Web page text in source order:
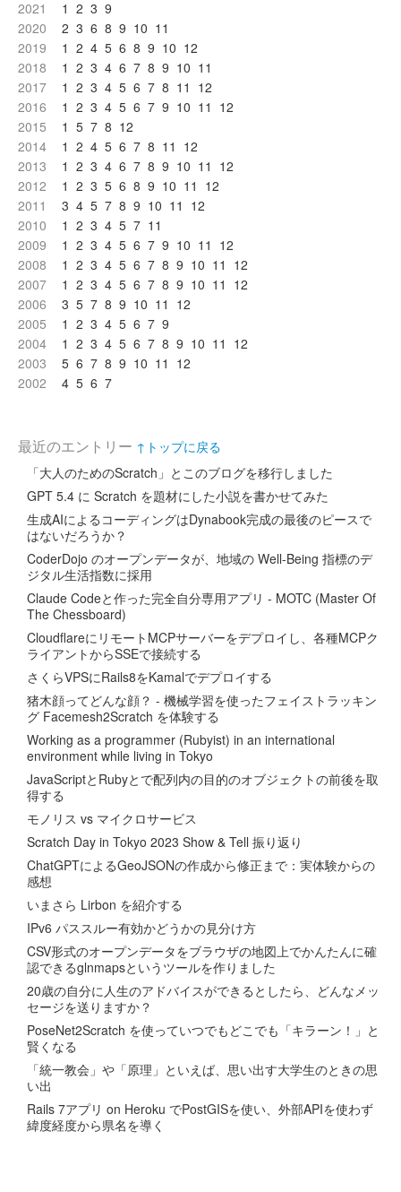
2021
1 2 3 9
2020
2 3 6 8 9 10 11
2019
1 2 4 5 6 8 9 10 12
2018
1 2 3 4 6 7 8 9 10 11
2017
1 2 3 4 5 6 7 8 11 12
2016
1 2 3 4 5 6 7 9 10 11 12
2015
1 5 7 8 12
2014
1 2 4 5 6 7 8 11 12
2013
1 2 3 4 6 7 8 9 10 11 12
2012
1 2 3 5 6 8 9 10 11 12
2011
3 4 5 7 8 9 10 11 12
2010
1 2 3 4 5 7 11
2009
1 2 3 4 5 6 7 9 10 11 12
2008
1 2 3 4 5 6 7 8 9 10 11 12
2007
1 2 3 4 5 6 7 8 9 10 11 12
2006
3 5 7 8 9 10 11 12
2005
1 2 3 4 5 6 7 9
2004
1 2 3 4 5 6 7 8 9 10 11 12
2003
5 6 7 8 9 10 11 12
2002
4 5 6 7
最近のエントリー ↑トップに戻る
「大人のためのScratch」とこのブログを移行しました
GPT 5.4 に Scratch を題材にした小説を書かせてみた
生成AIによるコーディングはDynabook完成の最後のピースで
はないだろうか？
CoderDojo のオープンデータが、地域の Well-Being 指標のデ
ジタル生活指数に採用
Claude Codeと作った完全自分専用アプリ - MOTC (Master Of
The Chessboard)
CloudflareにリモートMCPサーバーをデプロイし、各種MCPク
ライアントからSSEで接続する
さくらVPSにRails8をKamalでデプロイする
猪木顔ってどんな顔？ - 機械学習を使ったフェイストラッキン
グ Facemesh2Scratch を体験する
Working as a programmer (Rubyist) in an international
environment while living in Tokyo
JavaScriptとRubyとで配列内の目的のオブジェクトの前後を取
得する
モノリス vs マイクロサービス
Scratch Day in Tokyo 2023 Show & Tell 振り返り
ChatGPTによるGeoJSONの作成から修正まで：実体験からの
感想
いまさら Lirbon を紹介する
IPv6 パススルー有効かどうかの見分け方
CSV形式のオープンデータをブラウザの地図上でかんたんに確
認できるglnmapsというツールを作りました
20歳の自分に人生のアドバイスができるとしたら、どんなメッ
セージを送りますか？
PoseNet2Scratch を使っていつでもどこでも「キラーン！」と
賢くなる
「統一教会」や「原理」といえば、思い出す大学生のときの思
い出
Rails 7アプリ on Heroku でPostGISを使い、外部APIを使わず
緯度経度から県名を導く